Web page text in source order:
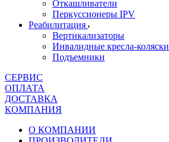
Откашливатели
Перкуссионеры IPV
Реабилитация
Вертикализаторы
Инвалидные кресла-коляски
Подъемники
СЕРВИС
ОПЛАТА
ДОСТАВКА
КОМПАНИЯ
О КОМПАНИИ